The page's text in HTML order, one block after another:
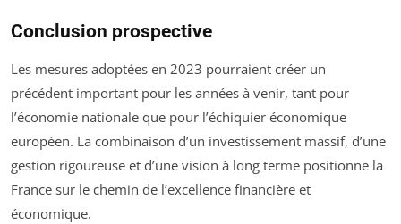
Conclusion prospective
Les mesures adoptées en 2023 pourraient créer un
précédent important pour les années à venir, tant pour
l’économie nationale que pour l’échiquier économique
européen. La combinaison d’un investissement massif, d’une
gestion rigoureuse et d’une vision à long terme positionne la
France sur le chemin de l’excellence financière et
économique.